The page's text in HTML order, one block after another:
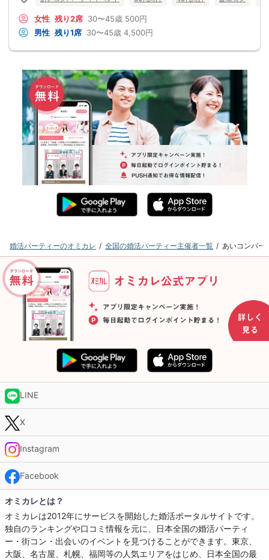
女性 残り2席 30〜45歳 500円
男性 残り1席 30〜45歳 4,500円
婚活パーティーのオミカレ 全国の婚活パーティー主催者一覧 あいコンパー
LINE
X
Instagram
Facebook
オミカレとは？
オミカレは2012年にサービスを開始した婚活ポータルサイトです。
独自のランキングや口コミ情報を元に、日本全国の婚活パーティ
ー・街コン・出会いのイベントを見つけることができます。東京、
大阪、名古屋、札幌、福岡等の人気エリアをはじめ、日本全国の最